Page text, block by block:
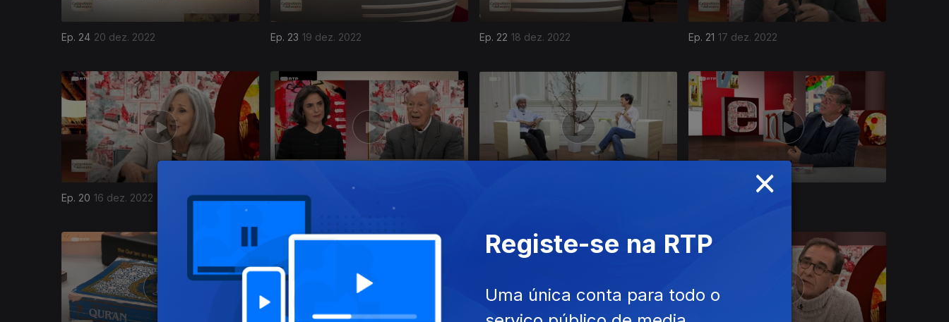
Ep. 24 20 dez. 2022 Ep. 23 19 dez. 2022 Ep. 22 18 dez. 2022 Ep. 21 17 dez. 2022
Ep. 20 16 dez. 2022 Ep. 19 15 dez. 2022
659065
×
Registe-se na RTP
Uma única conta para todo o